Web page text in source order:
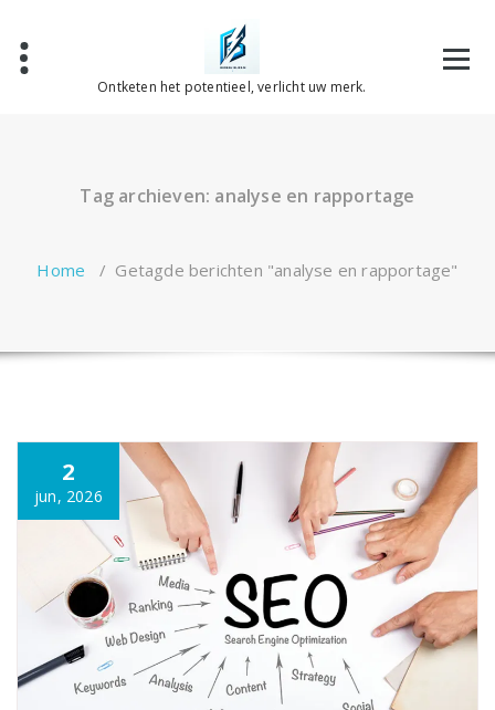
inhoud
Ontketen het potentieel, verlicht uw merk.
Tag archieven: analyse en rapportage
Home / Getagde berichten "analyse en rapportage"
2
jun, 2026